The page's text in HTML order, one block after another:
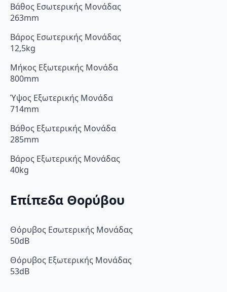
Βάθος Εσωτερικής Μονάδας
263mm
Βάρος Εσωτερικής Μονάδας
12,5kg
Μήκος Εξωτερικής Μονάδα
800mm
Ύψος Εξωτερικής Μονάδα
714mm
Βάθος Εξωτερικής Μονάδα
285mm
Βάρος Εξωτερικής Μονάδας
40kg
Επίπεδα Θορύβου
Θόρυβος Εσωτερικής Μονάδας
50dB
Θόρυβος Εξωτερικής Μονάδας
53dB